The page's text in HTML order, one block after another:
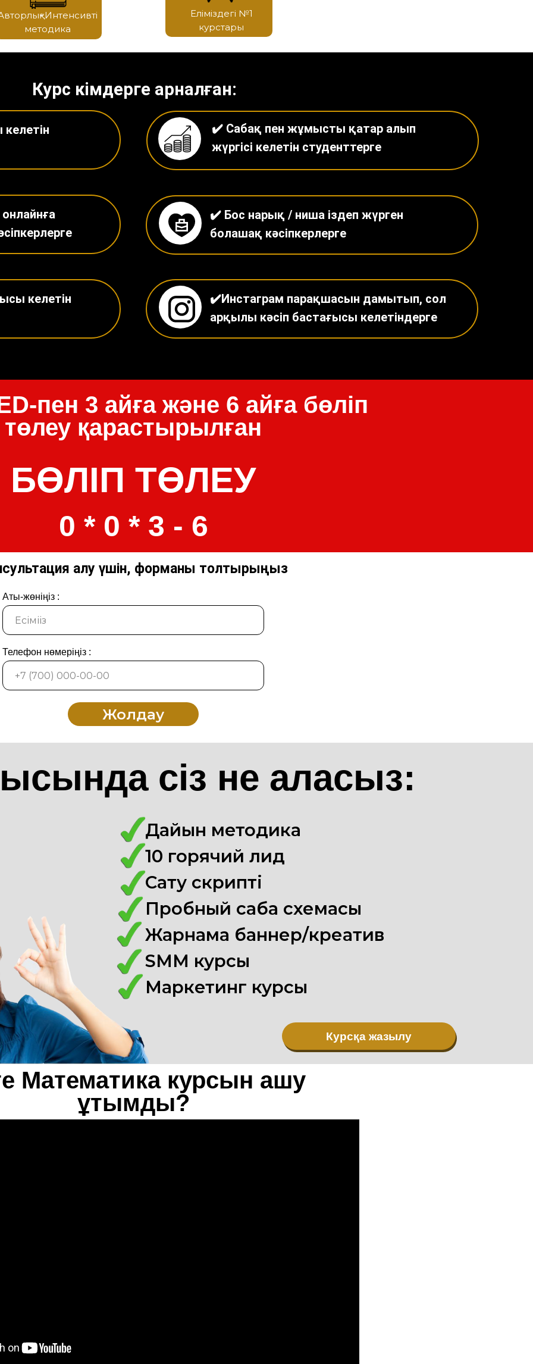
методика
Еліміздегі №1
курстары
келетін
✔️ Сабақ пен жұмысты қатар алып
жүргісі келетін студенттерге
✔️ Бос нарық / ниша іздеп жүрген
болашақ кәсіпкерлерге
✔️Инстаграм парақшасын дамытып, сол
арқылы кәсіп бастағысы келетіндерге
Tilda Publishing
Курс кімдерге арналған:
пен 3 айға және 6 айға бөліп
төлеу қарастырылған
БӨЛІП ТӨЛЕУ
0 * 0 * 3 - 6
Аты-жөніңіз :
Телефон нөмеріңіз :
Жолдау
алу үшін, форманы толтырыңыз
сіз не аласыз:
Дайын методика
10 горячий лид
Сату скрипті
Пробный сабақ схемасы
Жарнама баннер/креатив
SMM курсы
Маркетинг курсы
Курсқа жазылу
Математика курсын ашу
ұтымды?